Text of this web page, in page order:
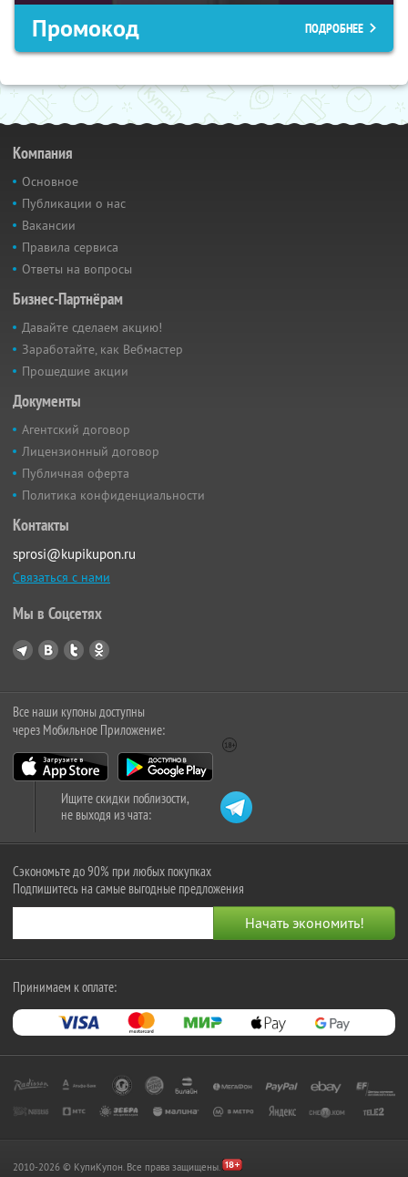
Промокод ПОДРОБНЕЕ
Компания
Основное
Публикации о нас
Вакансии
Правила сервиса
Ответы на вопросы
Бизнес-Партнёрам
Давайте сделаем акцию!
Заработайте, как Вебмастер
Прошедшие акции
Документы
Агентский договор
Лицензионный договор
Публичная оферта
Политика конфиденциальности
Контакты
sprosi@kupikupon.ru
Связаться с нами
Мы в Соцсетях
Все наши купоны доступны
через Мобильное Приложение:
Ищите скидки поблизости,
не выходя из чата:
Сэкономьте до 90% при любых покупках
Подпишитесь на самые выгодные предложения
Принимаем к оплате:
2010-2026 © КупиКупон. Все права защищены.